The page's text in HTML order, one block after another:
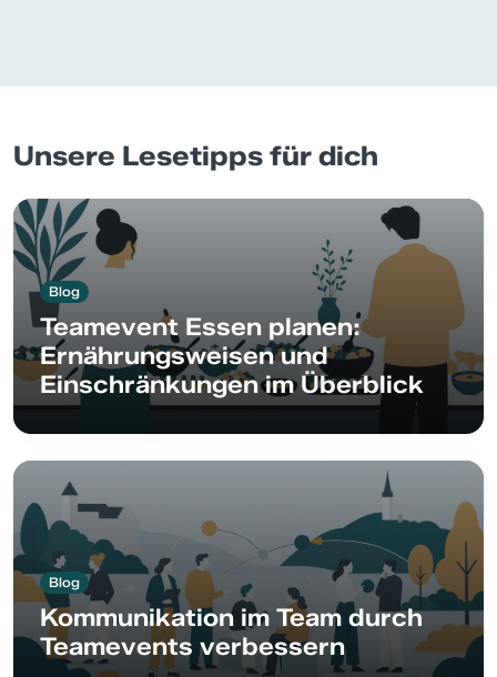
Unsere Lesetipps für dich
Blog
Teamevent Essen planen:
Ernährungsweisen und
Einschränkungen im Überblick
Blog
Kommunikation im Team durch
Teamevents verbessern